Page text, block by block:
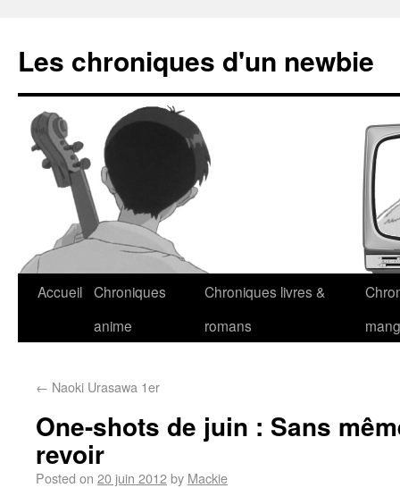
Les chroniques d'un newbie
Accueil Chroniques
anime
Chroniques livres &
romans
← Naoki Urasawa 1er
One-shots de juin : Sans
revoir
Posted on 20 juin 2012by Mackie